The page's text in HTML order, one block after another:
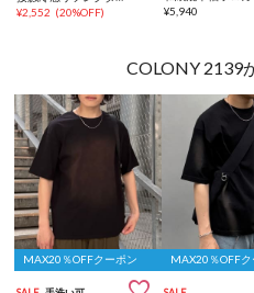
¥2,552 (20%OFF)
¥5,940
COLONY 2139
MAX20％OFFクーポン MAX20％OFFク